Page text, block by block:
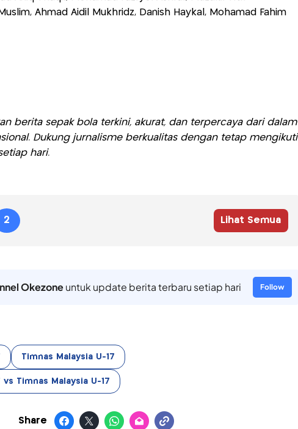
Ahmad Aidil Mukhridz, Danish Haykal, Mohamad Fahim
berita sepak bola terkini, akurat, dan terpercaya dari dalam
Dukung jurnalisme berkualitas dengan tetap mengikuti
hari.
2 Lihat Semua
Okezoneuntuk update berita terbaru setiap hari Follow
Timnas Malaysia U-17
Timnas Malaysia U-17
Share